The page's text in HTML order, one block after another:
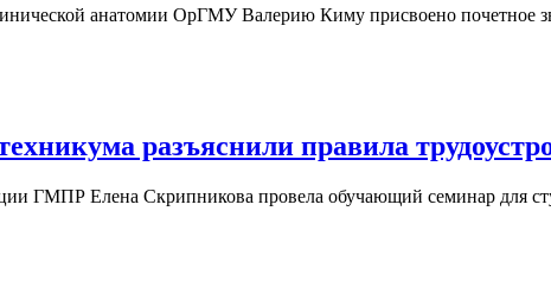
анатомии ОрГМУ Валерию Киму присвоено почетное
разъяснили правила
ГМПР Елена Скрипникова провела обучающий семинар для